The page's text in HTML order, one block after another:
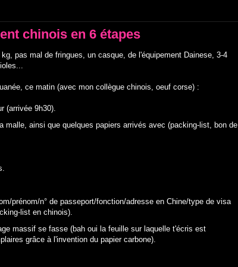
chinois en 6 étapes
pas mal de fringues, un casque, de l'équipement Dainese, 3-4
ce matin (avec mon collègue chinois, oeuf corse) :
(arrivée 9h30).
malle, ainsi que quelques papiers arrivés avec (packing-list, bon de
prénom/n° de passeport/fonction/adresse en Chine/type de visa
listen chinois).
massif se fasse (bah oui la feuille sur laquelle t'écris est
grâce à l'invention du papier carbone).